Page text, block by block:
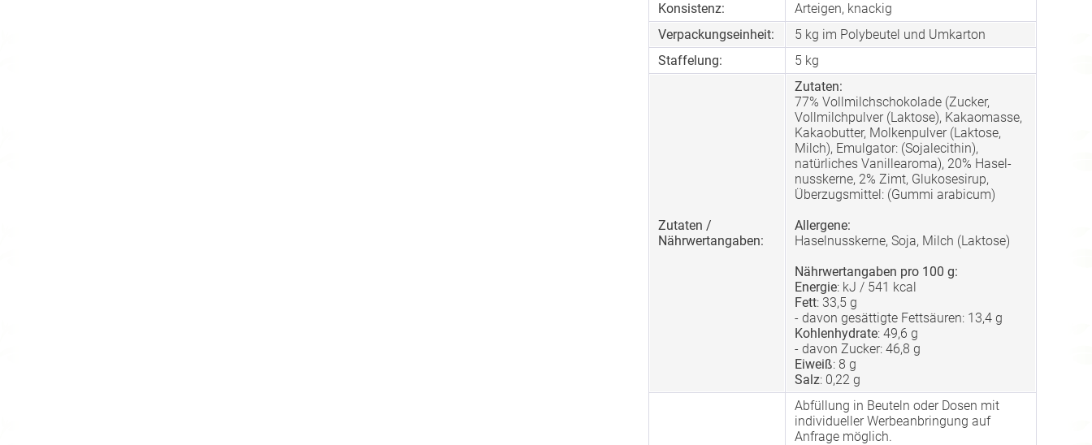
Konsistenz:
Arteigen, knackig
Verpackungseinheit:
5 kg im Polybeutel und Umkarton
Staffelung:
5 kg
Zutaten /
Nährwertangaben:
Zutaten:
77% Vollmilchschokolade (Zucker,
Vollmilchpulver (Laktose), Kakaomasse,
Kakaobutter, Molkenpulver (Laktose,
Milch), Emulgator: (Sojalecithin),
natürliches Vanillearoma), 20% Hasel-
nusskerne, 2% Zimt, Glukosesirup,
Überzugsmittel: (Gummi arabicum)
Allergene:
Haselnusskerne, Soja, Milch (Laktose)
Nährwertangaben pro 100 g:
Energie: kJ / 541 kcal
Fett: 33,5 g
- davon gesättigte Fettsäuren: 13,4 g
Kohlenhydrate: 49,6 g
- davon Zucker: 46,8 g
Eiweiß: 8 g
Salz: 0,22 g
Abfüllung in Beuteln oder Dosen mit
individueller Werbeanbringung auf
Anfrage möglich.